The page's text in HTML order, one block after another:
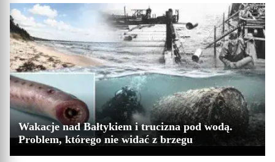
Wakacje nad Bałtykiem i trucizna pod wodą.
Problem, którego nie widać z brzegu